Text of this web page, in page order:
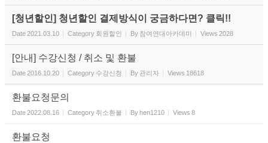
[청년할인] 청년할인 결제방식이 궁금하다면? 클릭!!
Date2021.03.10 Category 회원할인 By 참여연대아카데미 Views 2028
[안내] 수강신청 / 취소 및 환불
Date2016.10.20 Category 수강신청 By 관리자 Views 18618
환불요청문의
Date2022.08.16 Category 취소환불 By hen1210 Views 8
환불요청